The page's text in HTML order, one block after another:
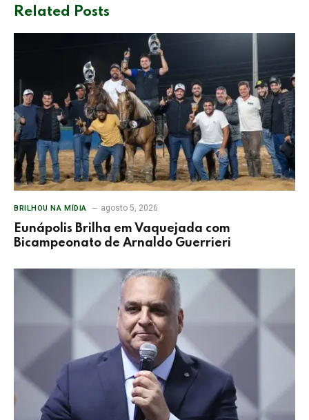
Related Posts
BRILHOU NA MÍDIA agosto 5, 2026
Eunápolis Brilha em Vaquejada com
Bicampeonato de Arnaldo Guerrieri